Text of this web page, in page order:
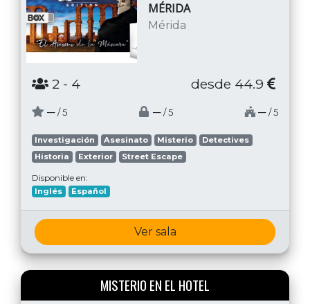
MÉRIDA
Mérida
2 - 4 desde 44.9
─ / 5 ─ / 5 ─ / 5
Investigación Asesinato Misterio
Detectives
Historia
Exterior Street Escape
Disponible en:
Inglés Español
Ver sala
MISTERIO EN EL HOTEL